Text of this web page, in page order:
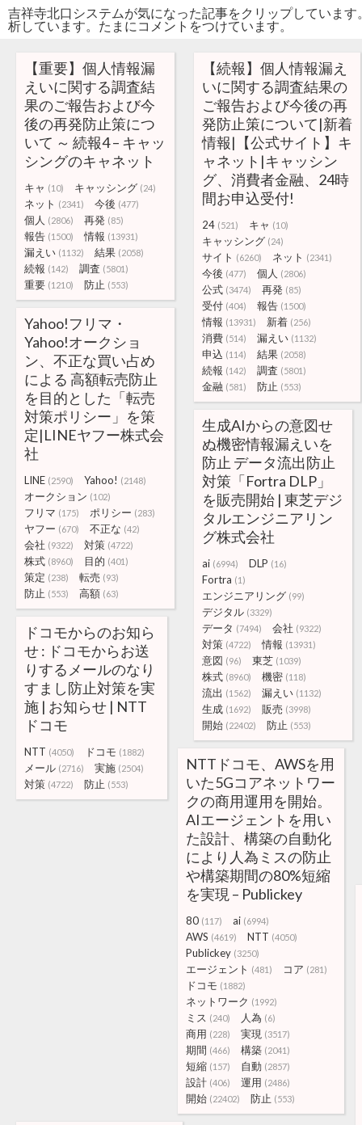
吉祥寺北口システムが気になった記事をクリップしていま
析しています。たまにコメントをつけています。
【重要】個人情報漏
えいに関する調査結
果のご報告および今
後の再発防止策につ
いて ～ 続報4 – キャッ
シングのキャネット
キャ (10) キャッシング (24)
ネット (2341) 今後 (477)
個人 (2806) 再発 (85)
報告 (1500) 情報 (13931)
漏えい (1132) 結果 (2058)
続報 (142) 調査 (5801)
重要 (1210) 防止 (553)
【続報】個人情報漏え
いに関する調査結果の
ご報告および今後の再
発防止策について|新着
情報|【公式サイト】キ
ャネット|キャッシン
グ、消費者金融、24時
間お申込受付!
24 (521) キャ (10)
キャッシング (24)
サイト (6260) ネット (2341)
今後 (477) 個人 (2806)
公式 (3474) 再発 (85)
受付 (404) 報告 (1500)
情報 (13931) 新着 (256)
消費 (514) 漏えい (1132)
申込 (114) 結果 (2058)
続報 (142) 調査 (5801)
金融 (581) 防止 (553)
Yahoo!フリマ・
Yahoo!オークショ
ン、不正な買い占め
による 高額転売防止
を目的とした「転売
対策ポリシー」を策
定|LINEヤフー株式会
社
LINE (2590) Yahoo! (2148)
オークション (102)
フリマ (175) ポリシー (283)
ヤフー (670) 不正な (42)
会社 (9322) 対策 (4722)
株式 (8960) 目的 (401)
策定 (238) 転売 (93)
防止 (553) 高額 (63)
生成AIからの意図せ
ぬ機密情報漏えいを
防止 データ流出防止
対策「Fortra DLP」
を販売開始 | 東芝デジ
タルエンジニアリン
グ株式会社
ai (6994) DLP (16)
Fortra (1)
エンジニアリング (99)
デジタル (3329)
データ (7494) 会社 (9322)
対策 (4722) 情報 (13931)
意図 (96) 東芝 (1039)
株式 (8960) 機密 (118)
流出 (1562) 漏えい (1132)
生成 (1692) 販売 (3998)
開始 (22402) 防止 (553)
ドコモからのお知ら
せ : ドコモからお送
りするメールのなり
すまし防止対策を実
施 | お知らせ | NTT
ドコモ
NTT (4050) ドコモ (1882)
メール (2716) 実施 (2504)
対策 (4722) 防止 (553)
NTTドコモ、AWSを用
いた5Gコアネットワー
クの商用運用を開始。
AIエージェントを用い
た設計、構築の自動化
により人為ミスの防止
や構築期間の80%短縮
を実現 – Publickey
80 (117) ai (6994)
AWS (4619) NTT (4050)
Publickey (3250)
エージェント (481) コア (281)
ドコモ (1882)
ネットワーク (1992)
ミス (240) 人為 (6)
商用 (228) 実現 (3517)
期間 (466) 構築 (2041)
短縮 (157) 自動 (2857)
設計 (406) 運用 (2486)
開始 (22402) 防止 (553)